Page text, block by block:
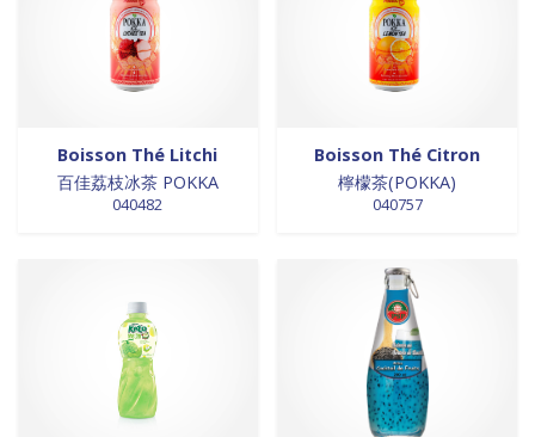
Boisson Thé Litchi
百佳荔枝冰茶 POKKA
040482
Boisson Thé Citron
檸檬茶(POKKA)
040757